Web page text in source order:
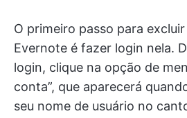
O primeiro passo para
Evernote é fazer login nela.
login, clique na opção de
conta”, que aparecerá
seu nome de usuário no